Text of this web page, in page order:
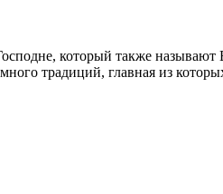
который также называют
традиций, главная из